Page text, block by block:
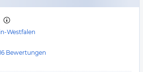
Westfalen
Bewertungen